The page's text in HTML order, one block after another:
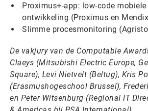
Proximus+-app: low-code mobiele
ontwikkeling (Proximus en
Slimme procesmonitoring
De vakjury van de Computable
Claeys (Mitsubishi Electric Europe,
Square), Levi Nietvelt (Beltug), Kris
(Erasmushogeschool Brussel),
en Peter Witsenburg (Regional IT